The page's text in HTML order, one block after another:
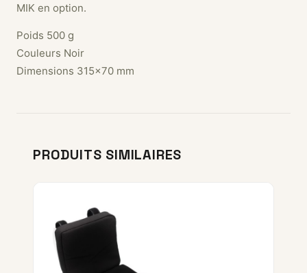
MIK en option.
Poids 500 g
Couleurs Noir
Dimensions 315×70 mm
PRODUITS SIMILAIRES